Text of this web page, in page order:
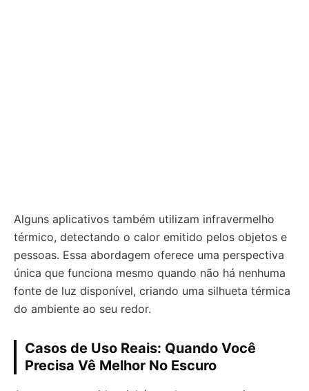
Alguns aplicativos também utilizam infravermelho
térmico, detectando o calor emitido pelos objetos e
pessoas. Essa abordagem oferece uma perspectiva
única que funciona mesmo quando não há nenhuma
fonte de luz disponível, criando uma silhueta térmica
do ambiente ao seu redor.
Casos de Uso Reais: Quando Você
Precisa Vê Melhor No Escuro